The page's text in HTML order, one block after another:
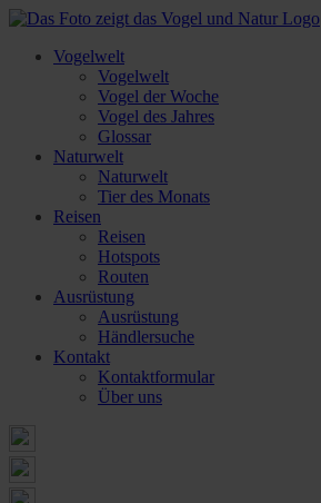
Vogelwelt
Vogelwelt
Vogel der Woche
Vogel des Jahres
Glossar
Naturwelt
Naturwelt
Tier des Monats
Reisen
Reisen
Hotspots
Routen
Ausrüstung
Ausrüstung
Händlersuche
Kontakt
Kontaktformular
Über uns